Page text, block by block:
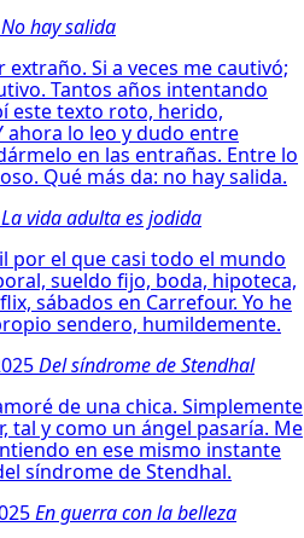
No hay salida
Si a veces me cautivó;
Tantos años intentando
este texto roto, herido,
ahora lo leo y dudo entre
en las entrañas. Entre lo
Qué más da: no hay salida.
La vida adulta es jodida
por el que casi todo el mundo
sueldo fijo, boda, hipoteca,
sábados en Carrefour. Yo he
sendero, humildemente.
Del síndrome de Stendhal
de una chica. Simplemente
tal y como un ángel pasaría. Me
en ese mismo instante
síndrome de Stendhal.
En guerra con la belleza